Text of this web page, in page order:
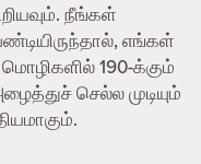
நீங்கள்
எங்கள்
190-க்கும்
செல்ல முடியும்